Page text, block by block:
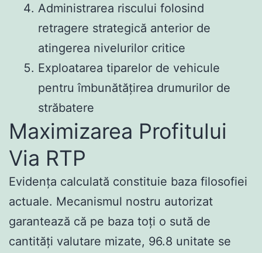
Administrarea riscului folosind
retragere strategică anterior de
atingerea nivelurilor critice
Exploatarea tiparelor de vehicule
pentru îmbunătățirea drumurilor de
străbatere
Maximizarea Profitului
Via RTP
Evidența calculată constituie baza filosofiei
actuale. Mecanismul nostru autorizat
garantează că pe baza toți o sută de
cantități valutare mizate, 96.8 unitate se